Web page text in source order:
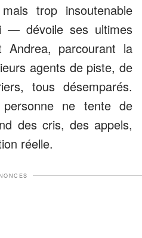
trop insoutenable
— dévoile ses ultimes
parcourant la
agents de piste, de
tous désemparés.
ne tente de
des cris, des appels,
réelle.